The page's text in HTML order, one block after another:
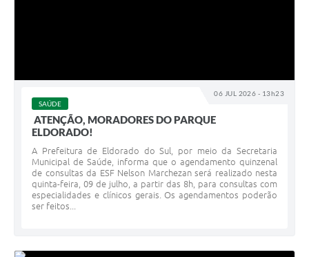
06 JUL 2026 - 13h23
SAÚDE
ATENÇÃO, MORADORES DO PARQUE
ELDORADO!
A Prefeitura de Eldorado do Sul, por meio da Secretaria
Municipal de Saúde, informa que o agendamento quinzenal
de consultas da ESF Nelson Marchezan será realizado nesta
quinta-feira, 09 de julho, a partir das 8h, para consultas com
especialidades e clínicos gerais. Os agendamentos poderão
ser feitos...